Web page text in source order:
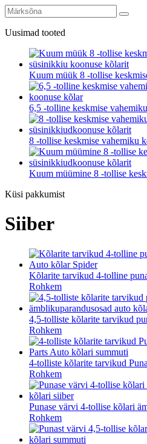
Uusimad tooted
Kuum müük 8 -tollise
6,5 -tolline keskmise
8 -tollise keskmise vahemiku
Kuum müümine 8 -tollise
Küsi pakkumist
Siiber
Kõlarite tarvikud 4-tolline
Rohkem
4,5-tolliste kõlarite tarvikud
Rohkem
4-tolliste kõlarite tarvikud
Rohkem
Punase värvi 4-tollise kõlari
Rohkem